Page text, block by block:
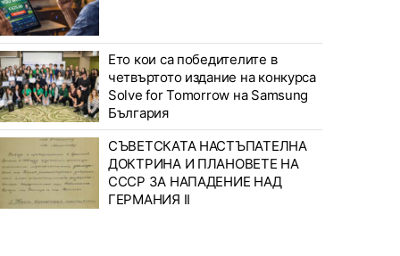
Ето кои са победителите в
четвъртото издание на конкурса
Solve for Tomorrow на Samsung
България
СЪВЕТСКАТА НАСТЪПАТЕЛНА
ДОКТРИНА И ПЛАНОВЕТЕ НА
СССР ЗА НАПАДЕНИЕ НАД
ГЕРМАНИЯ II